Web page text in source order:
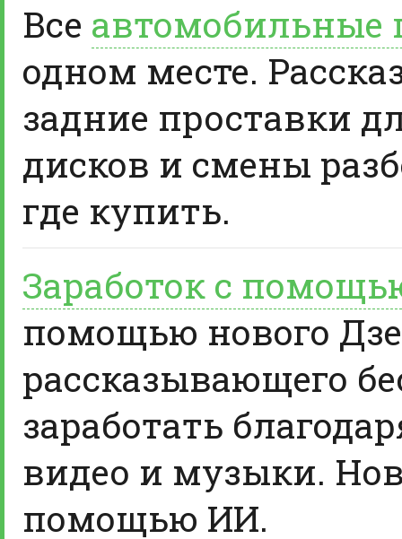
Все автомобильные
одном месте.
задние проставки
дисков и смены
где купить.
Заработок с
помощью нового
рассказывающего
заработать
видео и музыки.
помощью ИИ.